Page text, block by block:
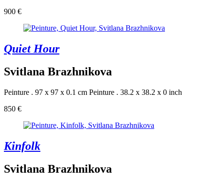
900 €
Quiet Hour
Svitlana Brazhnikova
Peinture . 97 x 97 x 0.1 cm Peinture . 38.2 x 38.2 x 0 inch
850 €
Kinfolk
Svitlana Brazhnikova